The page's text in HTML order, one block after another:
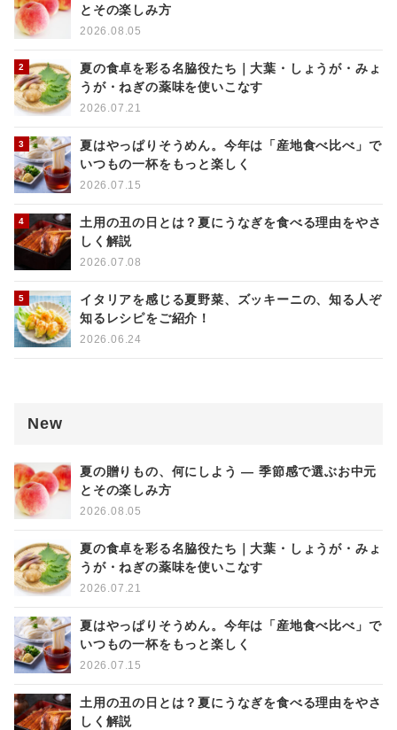
とその楽しみ方
2026.08.05
夏の食卓を彩る名脇役たち｜大葉・しょうが・みょ
うが・ねぎの薬味を使いこなす
2026.07.21
夏はやっぱりそうめん。今年は「産地食べ比べ」で
いつもの一杯をもっと楽しく
2026.07.15
土用の丑の日とは？夏にうなぎを食べる理由をやさ
しく解説
2026.07.08
イタリアを感じる夏野菜、ズッキーニの、知る人ぞ
知るレシピをご紹介！
2026.06.24
New
夏の贈りもの、何にしよう ― 季節感で選ぶお中元
とその楽しみ方
2026.08.05
夏の食卓を彩る名脇役たち｜大葉・しょうが・みょ
うが・ねぎの薬味を使いこなす
2026.07.21
夏はやっぱりそうめん。今年は「産地食べ比べ」で
いつもの一杯をもっと楽しく
2026.07.15
土用の丑の日とは？夏にうなぎを食べる理由をやさ
しく解説